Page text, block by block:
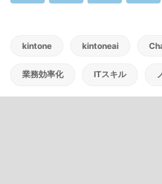
kintone kintoneai
業務効率化 ITスキル